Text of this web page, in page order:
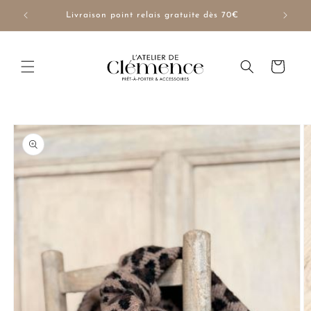
passer
Livraison point relais gratuite dès 70€
Panier
Passer aux
informations
produits